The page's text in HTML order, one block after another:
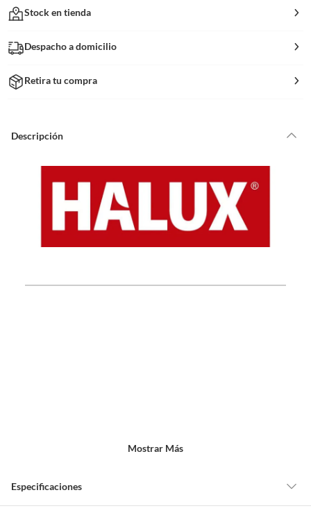
Stock en tienda
Despacho a domicilio
Retira tu compra
Descripción
Mostrar Más
Especificaciones